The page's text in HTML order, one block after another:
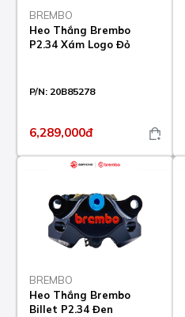
BREMBO
Heo Thắng Brembo
P2.34 Xám Logo Đỏ
P/N: 20B85278
6,289,000đ
BREMBO
Heo Thắng Brembo
Billet P2.34 Đen